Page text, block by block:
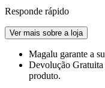
Responde rápido
Ver mais sobre a loja
Magalu garante a
Devolução Gratuita
produto.